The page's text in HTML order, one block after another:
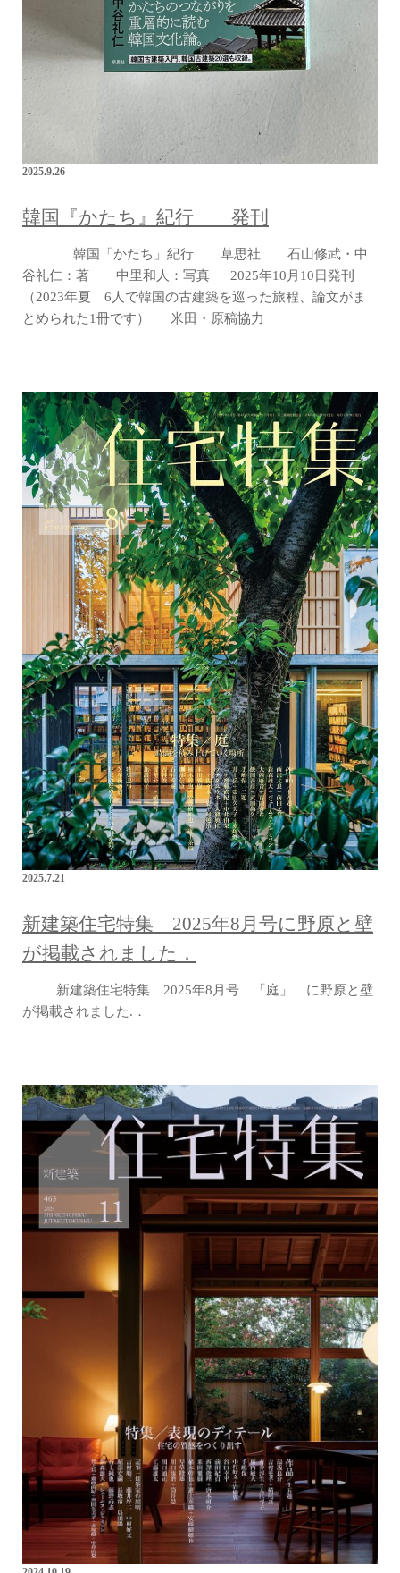
2025.9.26
韓国『かたち』紀行 発刊
韓国「かたち」紀行 草思社 石山修武・中
谷礼仁：著 中里和人：写真 2025年10月10日発刊
（2023年夏 6人で韓国の古建築を巡った旅程、論文がま
とめられた1冊です） 米田・原稿協力
2025.7.21
新建築住宅特集 2025年8月号に野原と壁
が掲載されました．
新建築住宅特集 2025年8月号 「庭」 に野原と壁
が掲載されました.．